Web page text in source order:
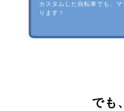
カスタムした自転車でも、
ります！
でも、